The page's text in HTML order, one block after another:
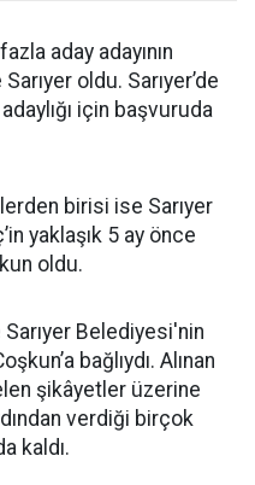
aday adayının
oldu. Sarıyer’de
için başvuruda
birisi ise Sarıyer
yaklaşık 5 ay önce
oldu.
Belediyesi'nin
bağlıydı. Alınan
şikâyetler üzerine
verdiği birçok
kaldı.